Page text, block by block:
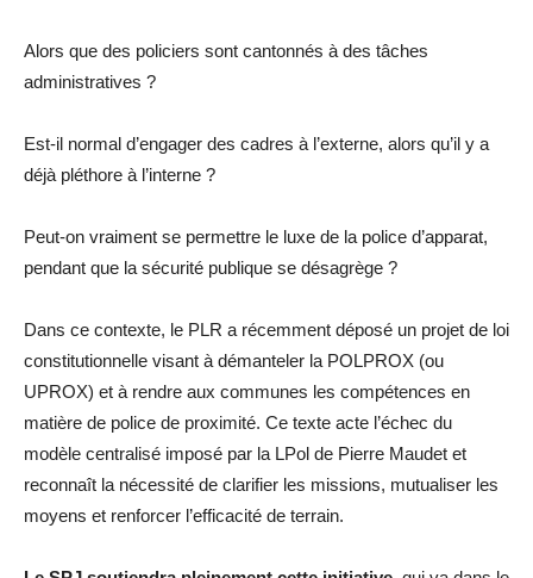
Alors que des policiers sont cantonnés à des tâches
administratives ?
Est-il normal d’engager des cadres à l’externe, alors qu’il y a
déjà pléthore à l’interne ?
Peut-on vraiment se permettre le luxe de la police d’apparat,
pendant que la sécurité publique se désagrège ?
Dans ce contexte, le PLR a récemment déposé un projet de loi
constitutionnelle visant à démanteler la POLPROX (ou
UPROX) et à rendre aux communes les compétences en
matière de police de proximité. Ce texte acte l’échec du
modèle centralisé imposé par la LPol de Pierre Maudet et
reconnaît la nécessité de clarifier les missions, mutualiser les
moyens et renforcer l’efficacité de terrain.